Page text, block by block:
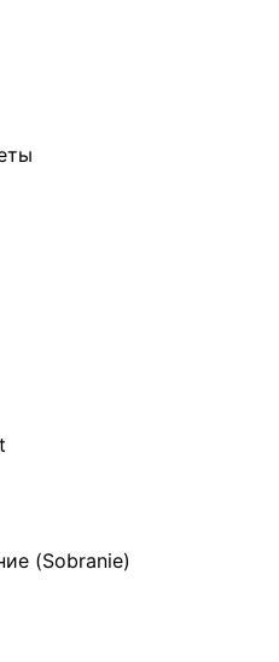
(Sobranie)